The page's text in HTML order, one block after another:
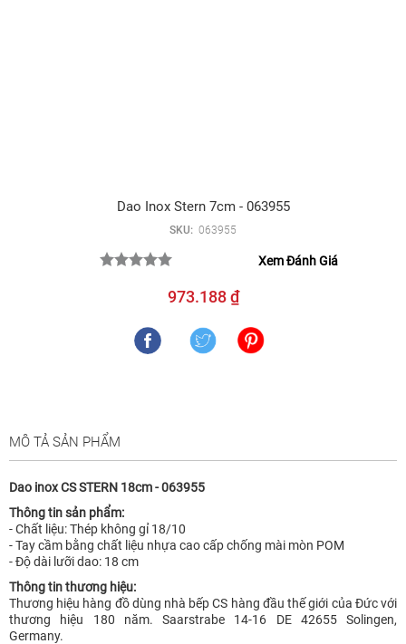
Dao Inox Stern 7cm - 063955
SKU: 063955
Xem Đánh Giá
973.188 ₫
MÔ TẢ SẢN PHẨM
Dao inox CS STERN 18cm - 063955
Thông tin sản phẩm:
- Chất liệu: Thép không gỉ 18/10
- Tay cầm bằng chất liệu nhựa cao cấp chống mài mòn POM
- Độ dài lưỡi dao: 18 cm
Thông tin thương hiệu:
Thương hiệu hàng đồ dùng nhà bếp CS hàng đầu thế giới của Đức với
thương hiệu 180 năm. Saarstrabe 14-16 DE 42655 Solingen,
Germany.